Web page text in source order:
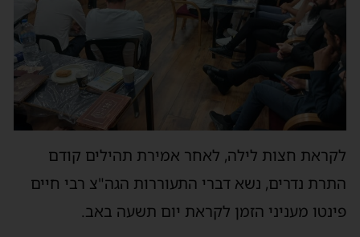
לקראת חצות לילה, לאחר אמירת תהילים קודם
התרת נדרים, נשא דברי התעוררות הגה"צ רבי חיים
פינטו מעניני הזמן לקראת יום תשעה באב.